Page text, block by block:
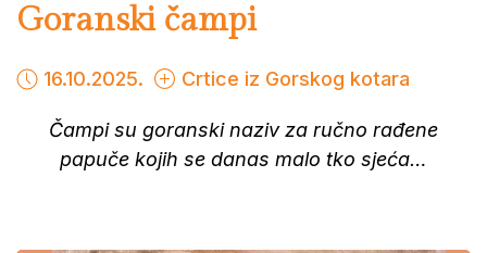
Goranski čampi
16.10.2025. Crtice iz Gorskog kotara
Čampi su goranski naziv za ručno rađene
papuče kojih se danas malo tko sjeća…